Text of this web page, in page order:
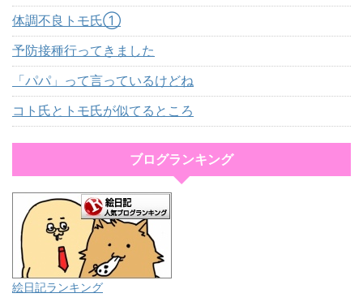
体調不良トモ氏①
予防接種行ってきました
「パパ」って言っているけどね
コト氏とトモ氏が似てるところ
ブログランキング
絵日記ランキング